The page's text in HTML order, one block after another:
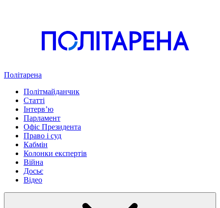
Політарена
Політмайданчик
Статті
Інтервʼю
Парламент
Офіс Президента
Право і суд
Кабмін
Колонки експертів
Війна
Досьє
Відео